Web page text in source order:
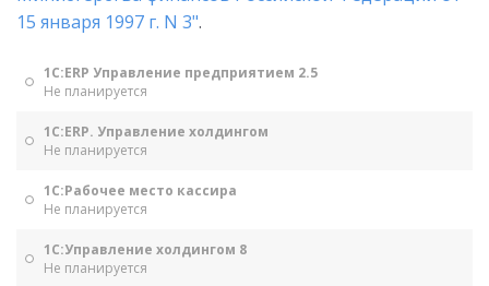
15 января 1997 г. N 3".
1С:ERP Управление предприятием 2.5
Не планируется
1С:ERP. Управление холдингом
Не планируется
1С:Рабочее место кассира
Не планируется
1С:Управление холдингом 8
Не планируется